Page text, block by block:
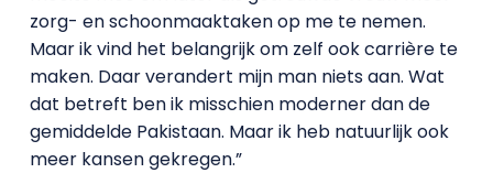
zorg- en schoonmaaktaken op me te nemen.
Maar ik vind het belangrijk om zelf ook carrière te
maken. Daar verandert mijn man niets aan. Wat
dat betreft ben ik misschien moderner dan de
gemiddelde Pakistaan. Maar ik heb natuurlijk ook
meer kansen gekregen.”